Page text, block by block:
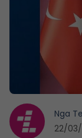
Nga
22/